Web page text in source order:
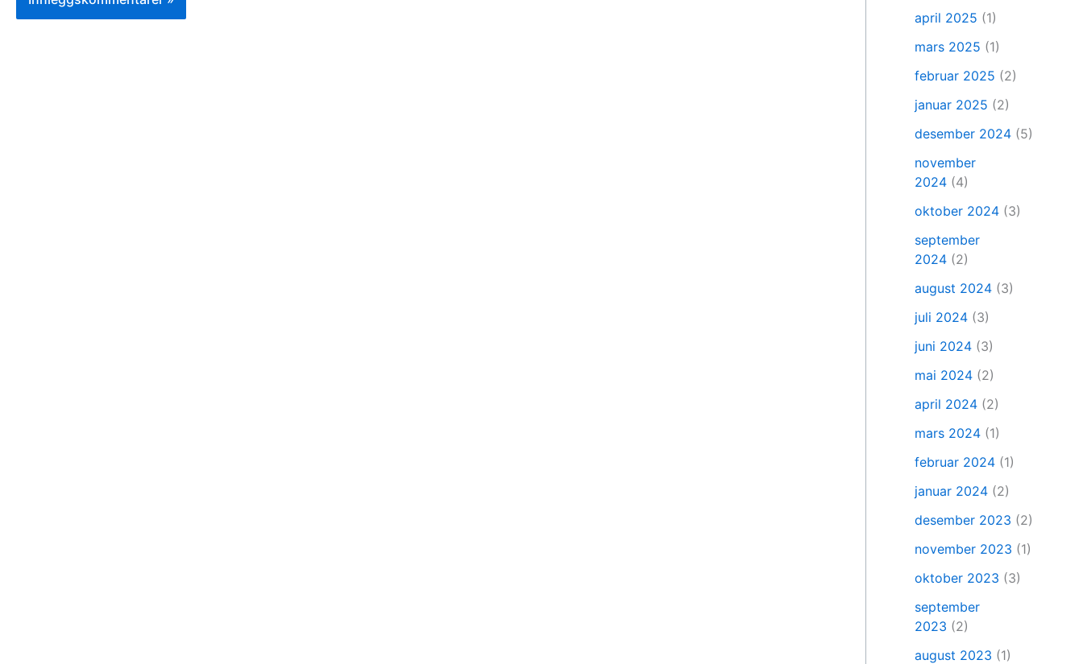
april 2025 (1)
mars 2025 (1)
februar 2025 (2)
januar 2025 (2)
desember 2024 (5)
november
2024 (4)
oktober 2024 (3)
september
2024 (2)
august 2024 (3)
juli 2024 (3)
juni 2024 (3)
mai 2024 (2)
april 2024 (2)
mars 2024 (1)
februar 2024 (1)
januar 2024 (2)
desember 2023 (2)
november 2023 (1)
oktober 2023 (3)
september
2023 (2)
august 2023 (1)